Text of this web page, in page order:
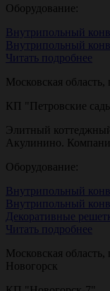
Оборудование:
Внутрипольный
Внутрипольный
Читать подробнее
Московская
КП "Петровские
Элитный
Акулинино.
Оборудование:
Внутрипольный
Внутрипольный
Декоративные
Читать подробнее
Московская
Новогорск